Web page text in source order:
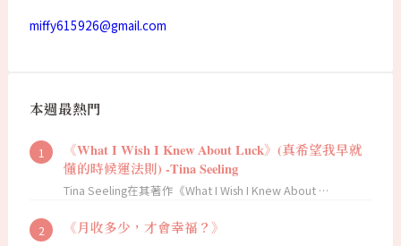
miffy615926@gmail.com
本週最熱門
《What I Wish I Knew About Luck》(真希望我早就
懂的時候運法則) -Tina Seeling
Tina Seeling在其著作《What I Wish I Knew About …
《月收多少，才會幸福？》